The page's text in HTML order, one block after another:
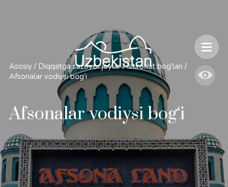
Asosiy / Diqqatga sazovor joylar / Istirohat bog'lari /
Afsonalar vodiysi bog‘i
Afsonalar vodiysi bog‘i